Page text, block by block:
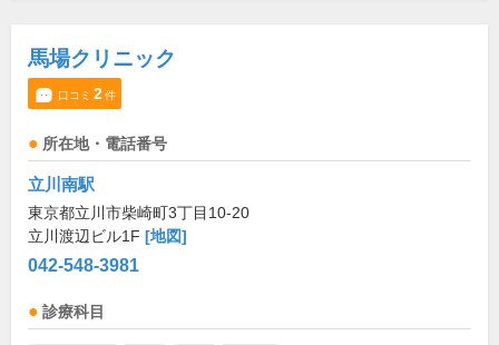
馬場クリニック
口コミ 2件
所在地・電話番号
立川南駅
東京都立川市柴崎町3丁目10-20
立川渡辺ビル1F [地図]
042-548-3981
診療科目